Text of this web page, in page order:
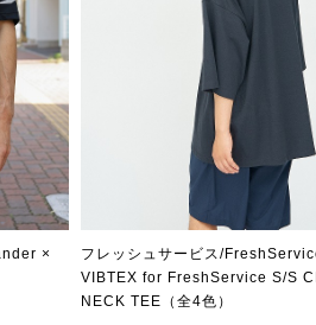
×
フレッシュサービス/
VIBTEX for FreshService S/S
NECK TEE（全4色）